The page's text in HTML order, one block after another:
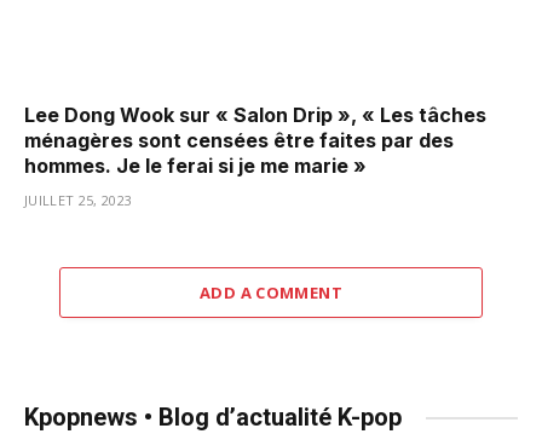
Lee Dong Wook sur « Salon Drip », « Les tâches
ménagères sont censées être faites par des
hommes. Je le ferai si je me marie »
JUILLET 25, 2023
ADD A COMMENT
Kpopnews • Blog d’actualité K-pop